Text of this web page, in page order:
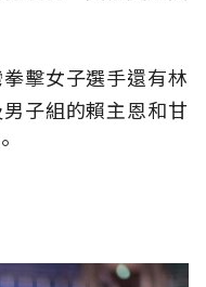
擊女子選手還有林
子組的賴主恩和甘